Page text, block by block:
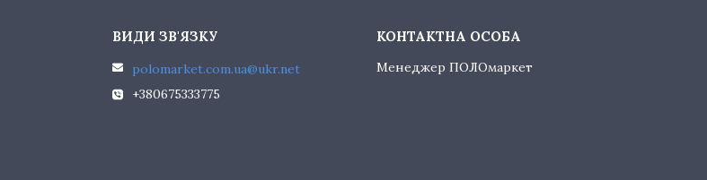
polomarket.com.ua@ukr.net
+380675333775
Менеджер ПОЛОмаркет